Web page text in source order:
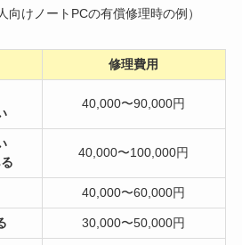
向けノートPCの有償修理時の例）
修理費用
40,000〜90,000円
40,000〜100,000円
40,000〜60,000円
30,000〜50,000円